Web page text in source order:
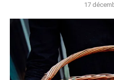
17